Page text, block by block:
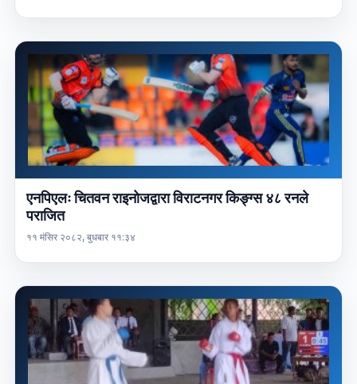
एनपिएलः चितवन राइनोजद्वारा विराटनगर किङ्ग्स ४८ रनले
पराजित
११ मंसिर २०८२, बुधबार ११:३४